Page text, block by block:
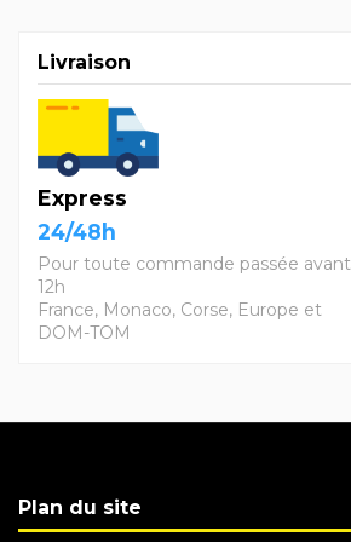
Livraison
Express
24/48h
Pour toute commande passée avant
12h
France, Monaco, Corse, Europe et
DOM-TOM
Plan du site